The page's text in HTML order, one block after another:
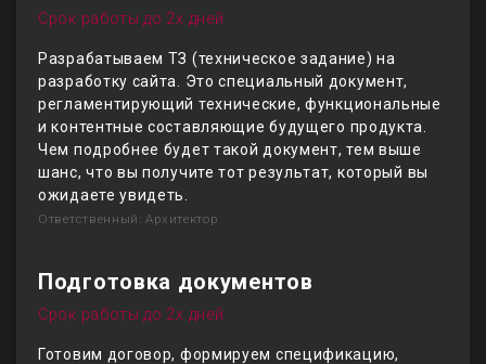
Срок работы до 2х дней
Разрабатываем ТЗ (техническое задание) на
разработку сайта. Это специальный документ,
регламентирующий технические, функциональные
и контентные составляющие будущего продукта.
Чем подробнее будет такой документ, тем выше
шанс, что вы получите тот результат, который вы
ожидаете увидеть.
Ответственный: Архитектор
Подготовка документов
Срок работы до 2х дней
Готовим договор, формируем спецификацию,